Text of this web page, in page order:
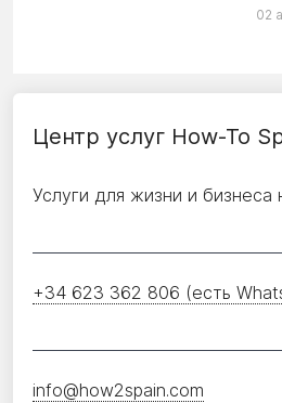
02
Центр услуг How-To
Услуги для жизни и бизнеса
+34 623 362 806 (есть
info@how2spain.com